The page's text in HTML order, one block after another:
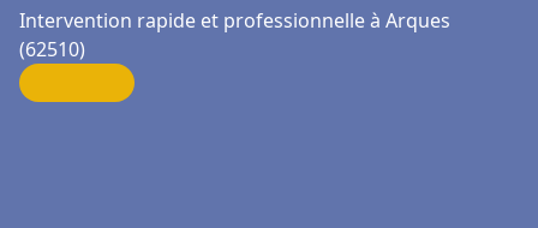
Intervention rapide et professionnelle à Arques
(62510)